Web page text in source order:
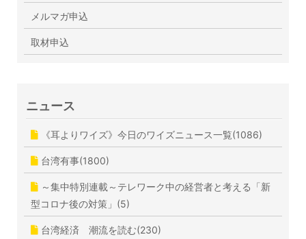
メルマガ申込
取材申込
ニュース
《耳よりワイズ》今日のワイズニュース一覧(1086)
台湾有事(1800)
～集中特別連載～テレワーク中の経営者と考える「新
型コロナ後の対策」(5)
台湾経済 潮流を読む(230)